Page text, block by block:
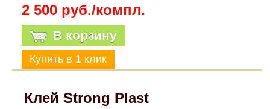
2 500 руб./компл.
В корзину
Клей Strong Plast